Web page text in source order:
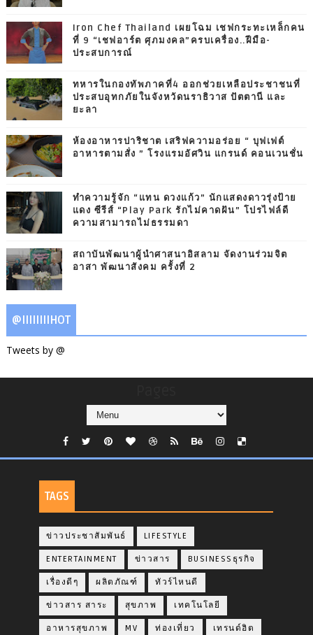
Iron Chef Thailand เผยโฉม เชฟกระทะเหล็กคน
ที่ 9 “เชฟอาร์ต ศุภมงคล”ครบเครื่อง..ฝีมือ-
ประสบการณ์
ทหารในกองทัพภาคที่4 ออกช่วยเหลือประชาชนที่
ประสบอุทกภัยในจังหวัดนราธิวาส ปัตตานี และ
ยะลา
ห้องอาหารปาริชาต เสริฟความอร่อย “ บุฟเฟต์
อาหารตามสั่ง ” โรงแรมอัศวิน แกรนด์ คอนเวนชั่น
ทำความรู้จัก “แทน ดวงแก้ว” นักแสดงดาวรุ่งป้าย
แดง ซีรีส์ “Play Park รักไม่คาดฝัน” โปรไฟล์ดี
ความสามารถไม่ธรรมดา
สถาบันพัฒนาผู้นำศาสนาอิสลาม จัดงานร่วมจิต
อาสา พัฒนาสังคม ครั้งที่ 2
@IIIIIIIIHOT
Tweets by @
TAGS
ข่าวประชาสัมพันธ์ LIFESTYLE
ENTERTAINMENT ข่าวสาร BUSINESSธุรกิจ
เรื่องดีๆ ผลิตภัณฑ์ ทัวร์ไหนดี
ข่าวสาร สาระ สุขภาพ เทคโนโลยี
อาหารสุขภาพ MV ท่องเที่ยว เทรนด์ฮิต